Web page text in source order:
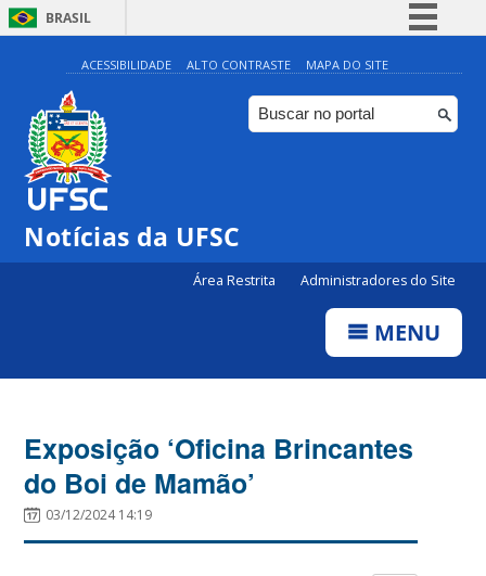
BRASIL
Simplifique!
Comunica BR
Participe
ACESSIBILIDADE ALTO CONTRASTE MAPA DO SITE
Notícias da UFSC
Área Restrita Administradores do Site
MENU
Exposição ‘Oficina Brincantes
do Boi de Mamão’
03/12/2024 14:19